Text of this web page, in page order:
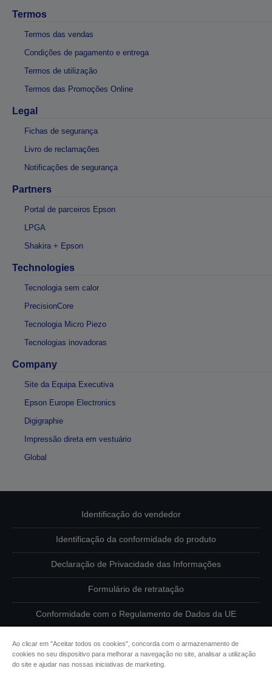
Termos
Termos das vendas
Condições de pagamento e entrega
Termos de utilização
Termos das Promoções Online
Legal
Fichas de segurança
Livro de reclamações
Notificações de segurança
Partners
Portal de parceiros Epson
LPGA
Shakira + Epson
Technologies
Tecnologia sem calor
PrecisionCore
Tecnologia Micro Piezo
Tecnologias inovadoras
Company
Site da Equipa Executiva
Epson Europe Electronics
Digigraphie
Impressão direta em vestuário
Global
Identificação do vendedor
Identificação da conformidade do produto
Declaração de Privacidade das Informações
Formulário de retratação
Conformidade com o Regulamento de Dados da UE
Informações sobre cookies
Ao clicar em "Aceitar todos os cookies", concorda com o armazenamento de
cookies no seu dispositivo para melhorar a navegação no site, analisar a utilização
do site e ajudar nas nossas iniciativas de marketing.